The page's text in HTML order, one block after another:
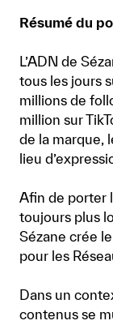
Résumé du
L’ADN de
tous les jours
millions de
million sur
de la marque,
lieu
Afin de porter
toujours plus
Sézane crée
pour les
Dans un
contenus se